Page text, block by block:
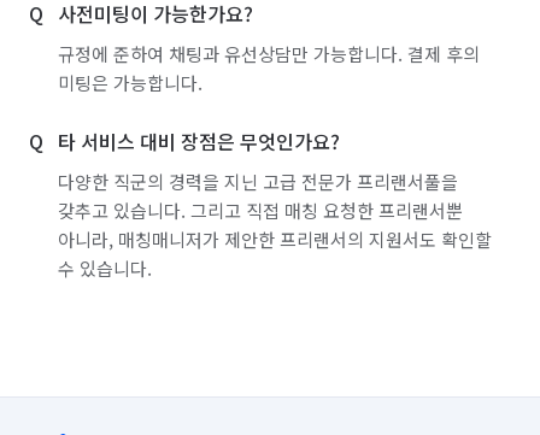
사전미팅이 가능한가요?
규정에 준하여 채팅과 유선상담만 가능합니다. 결제 후의
미팅은 가능합니다.
타 서비스 대비 장점은 무엇인가요?
다양한 직군의 경력을 지닌 고급 전문가 프리랜서풀을
갖추고 있습니다. 그리고 직접 매칭 요청한 프리랜서뿐
아니라, 매칭매니저가 제안한 프리랜서의 지원서도 확인할
수 있습니다.